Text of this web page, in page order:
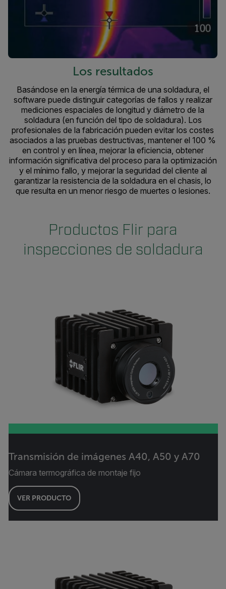
Los resultados
Basándose en la energía térmica de una soldadura, el
software puede distinguir categorías de fallos y realizar
mediciones espaciales de longitud y diámetro de la
soldadura (en función del tipo de soldadura). Los
profesionales de la fabricación pueden evitar los costes
asociados a las pruebas destructivas, mantener el 100 %
en control y en línea, mejorar la eficiencia, obtener
información significativa del proceso para la optimización
y el mínimo fallo, y mejorar la seguridad del cliente al
garantizar la resistencia de la soldadura en el chasis, lo
que resulta en un menor riesgo de muertes o lesiones.
Productos Flir para
inspecciones de soldadura
Transmisión de imágenes A40, A50 y A70
Cámara termográfica de montaje fijo
VER PRODUCTO